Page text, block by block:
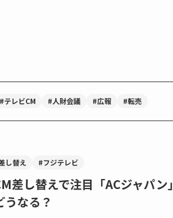
#テレビCM #人財会議 #広報 #転売
し替え #フジテレビ
差し替えで注目「ACジャパン」
うなる？